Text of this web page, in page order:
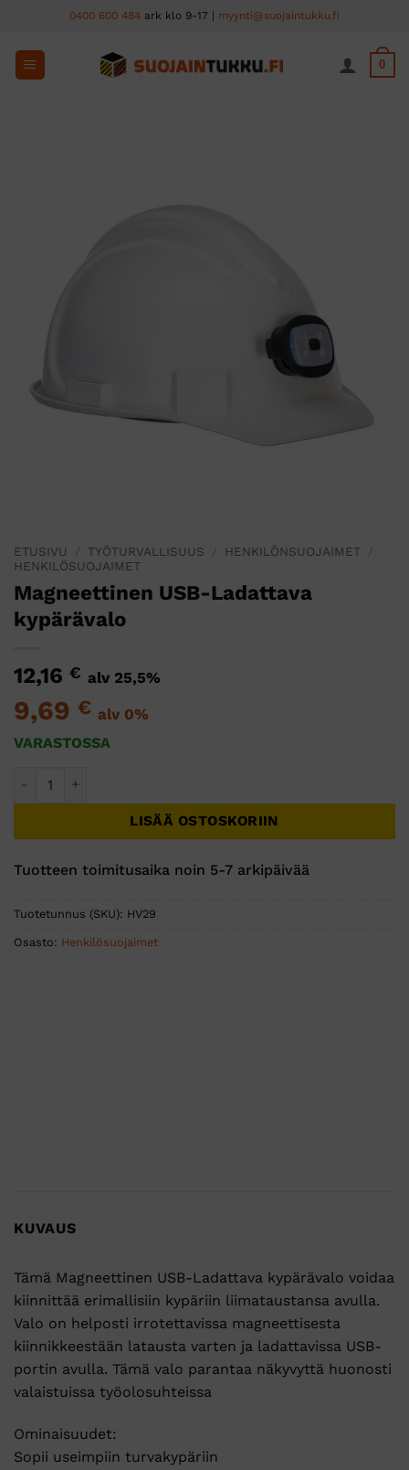
content
0400 600 484 ark klo 9-17 | myynti@suojaintukku.fi
0
ETUSIVU TYÖTURVALLISUUS HENKILÖNSUOJAIMET
HENKILÖSUOJAIMET
Magneettinen USB-Ladattava
kypärävalo
12,16 € alv 25,5%
9,69 € alv 0%
VARASTOSSA
LISÄÄ OSTOSKORIIN
Tuotteen toimitusaika noin 5-7 arkipäivää
Tuotetunnus (SKU): HV29
Osasto: Henkilösuojaimet
KUVAUS
Tämä Magneettinen USB-Ladattava kypärävalo voidaa
kiinnittää erimallisiin kypäriin liimataustansa avulla.
Valo on helposti irrotettavissa magneettisesta
kiinnikkeestään latausta varten ja ladattavissa USB-
portin avulla. Tämä valo parantaa näkyvyttä huonosti
valaistuissa työolosuhteissa
Ominaisuudet:
Sopii useimpiin turvakypäriin